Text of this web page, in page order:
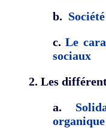
b.
c.Le
sociaux
2. Les
a.